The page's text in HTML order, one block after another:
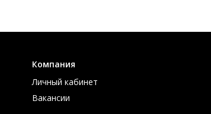
Компания
Личный кабинет
Вакансии